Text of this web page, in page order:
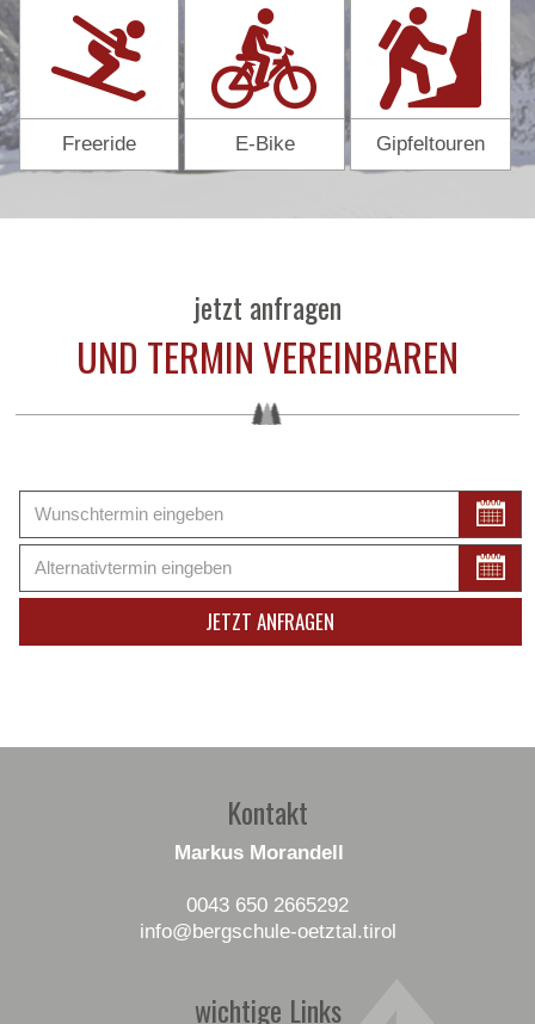
Freeride E-Bike Gipfeltouren
jetzt anfragen
UND TERMIN VEREINBAREN
Kontakt
Markus Morandell
0043 650 2665292
info@bergschule-oetztal.tirol
wichtige Links